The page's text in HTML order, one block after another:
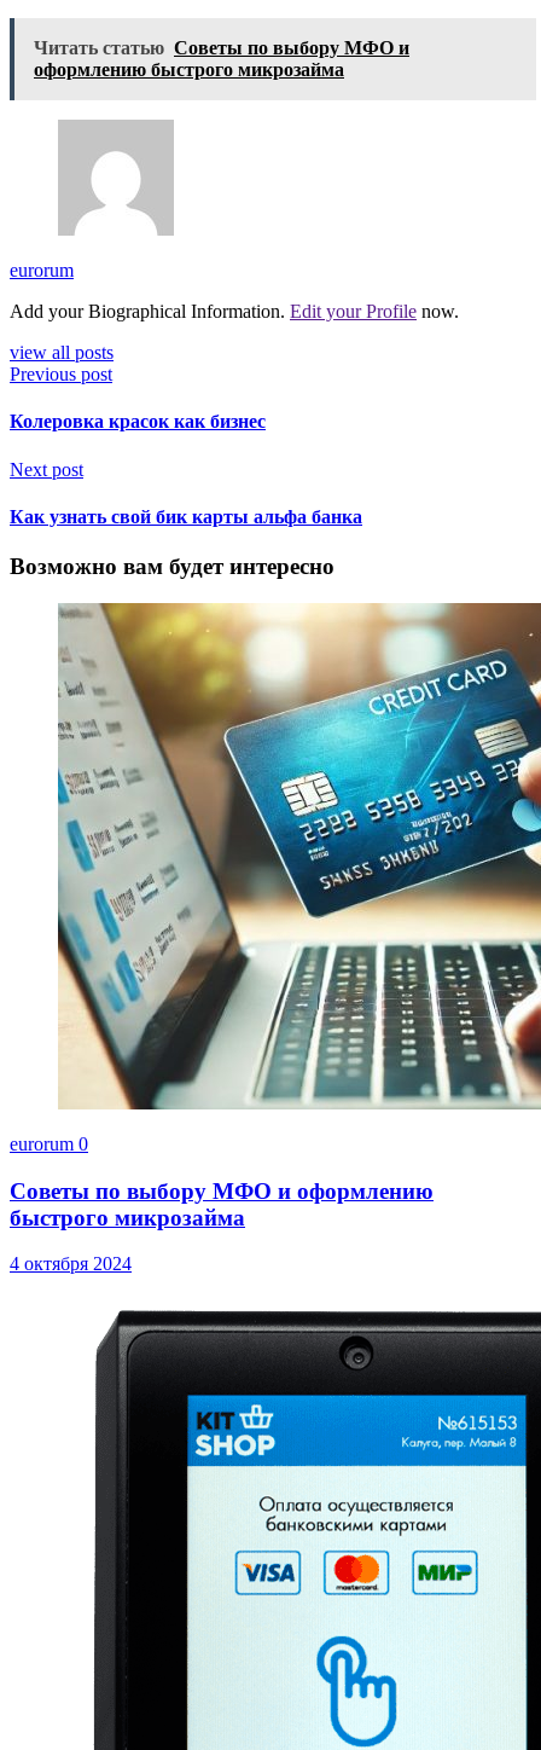
Читать статью Советы по выбору МФО и
оформлению быстрого микрозайма
eurorum
Add your Biographical Information. Edit your Profile now.
view all posts
Previous post
Колеровка красок как бизнес
Next post
Как узнать свой бик карты альфа банка
Возможно вам будет интересно
eurorum 0
Советы по выбору МФО и оформлению
быстрого микрозайма
4 октября 2024